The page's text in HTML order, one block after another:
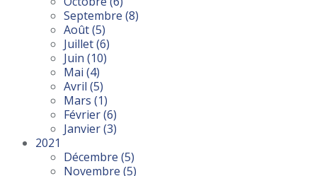
Septembre (8)
Août(5)
Juillet(6)
Juin (10)
Mai (4)
Avril (5)
Mars (1)
Février(6)
Janvier(3)
2021
Décembre (5)
Novembre (5)